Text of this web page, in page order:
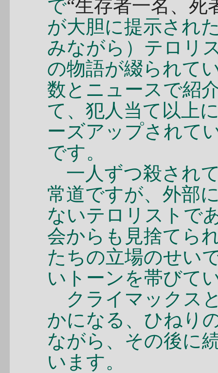
で“生存者一名、死
が大胆に提示され
みながら）テロリ
の物語が綴られて
数とニュースで紹
て、犯人当て以上
ーズアップされて
です。
一人ずつ殺され
常道ですが、外部
ないテロリストで
会からも見捨てら
たちの立場のせい
いトーンを帯びて
クライマックス
かになる、ひねり
ながら、その後に
います。